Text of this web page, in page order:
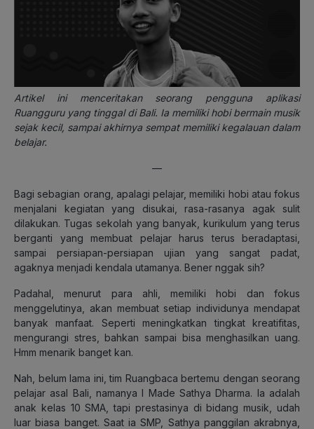
Artikel ini menceritakan seorang pengguna aplikasi
Ruangguru yang tinggal di Bali. Ia memiliki hobi bermain musik
sejak kecil, sampai akhirnya sempat memiliki kegalauan dalam
belajar.
—
Bagi sebagian orang, apalagi pelajar, memiliki hobi atau fokus
menjalani kegiatan yang disukai, rasa-rasanya agak sulit
dilakukan. Tugas sekolah yang banyak, kurikulum yang terus
berganti yang membuat pelajar harus terus beradaptasi,
sampai persiapan-persiapan ujian yang sangat padat,
agaknya menjadi kendala utamanya. Bener nggak sih?
Padahal, menurut para ahli, memiliki hobi dan fokus
menggelutinya, akan membuat setiap individunya mendapat
banyak manfaat. Seperti meningkatkan tingkat kreatifitas,
mengurangi stres, bahkan sampai bisa menghasilkan uang.
Hmm menarik banget kan.
Nah, belum lama ini, tim Ruangbaca bertemu dengan seorang
pelajar asal Bali, namanya I Made Sathya Dharma. Ia adalah
anak kelas 10 SMA, tapi prestasinya di bidang musik, udah
luar biasa banget. Saat ia SMP, Sathya panggilan akrabnya,